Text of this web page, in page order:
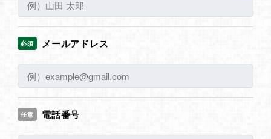
必須 メールアドレス
任意 電話番号